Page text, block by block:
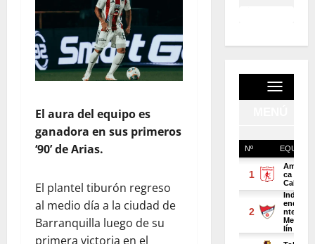
El aura del equipo es
ganadora en sus primeros
‘90’ de Arias.
El plantel tiburón regreso
al medio día a la ciudad de
Barranquilla luego de su
primera victoria en el